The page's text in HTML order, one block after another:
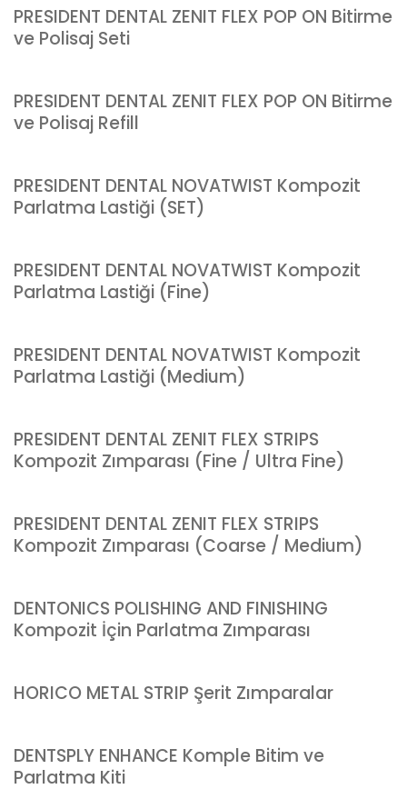
PRESIDENT DENTAL ZENIT FLEX POP ON Bitirme
ve Polisaj Seti
PRESIDENT DENTAL ZENIT FLEX POP ON Bitirme
ve Polisaj Refill
PRESIDENT DENTAL NOVATWIST Kompozit
Parlatma Lastiği (SET)
PRESIDENT DENTAL NOVATWIST Kompozit
Parlatma Lastiği (Fine)
PRESIDENT DENTAL NOVATWIST Kompozit
Parlatma Lastiği (Medium)
PRESIDENT DENTAL ZENIT FLEX STRIPS
Kompozit Zımparası (Fine / Ultra Fine)
PRESIDENT DENTAL ZENIT FLEX STRIPS
Kompozit Zımparası (Coarse / Medium)
DENTONICS POLISHING AND FINISHING
Kompozit İçin Parlatma Zımparası
HORICO METAL STRIP Şerit Zımparalar
DENTSPLY ENHANCE Komple Bitim ve
Parlatma Kiti